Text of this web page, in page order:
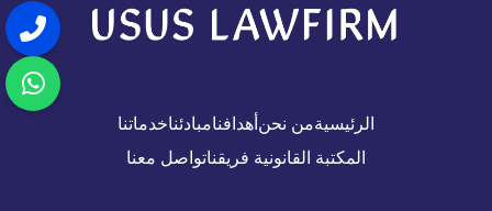
الرئيسيةمن نحنأهدافنامبادئناخدماتنا
المكتبة القانونية فريقناتواصل معنا